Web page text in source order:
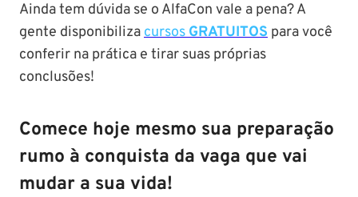
Ainda tem dúvida se o AlfaCon vale a pena? A
gente disponibilizacursosGRATUITOS para você
conferir na prática e tirar suas próprias
conclusões!
Comece hoje mesmo sua preparação
rumo à conquista da vaga que vai
mudar a sua vida!